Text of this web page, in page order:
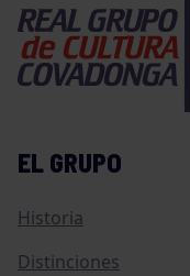
EL GRUPO
Historia
Distinciones